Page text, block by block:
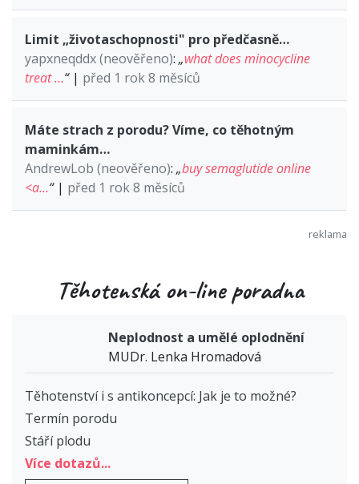
Limit „životaschopnosti" pro předčasně…
yapxneqddx (neověřeno): „what does minocycline
treat …“| před 1 rok 8 měsíců
Máte strach z porodu? Víme, co těhotným
maminkám…
AndrewLob (neověřeno): „buy semaglutide online
<a…“| před 1 rok 8 měsíců
Těhotenská on-line poradna
Neplodnost a umělé oplodnění
MUDr. Lenka Hromadová
Těhotenství i s antikoncepcí: Jak je to možné?
Termín porodu
Stáří plodu
Více dotazů...